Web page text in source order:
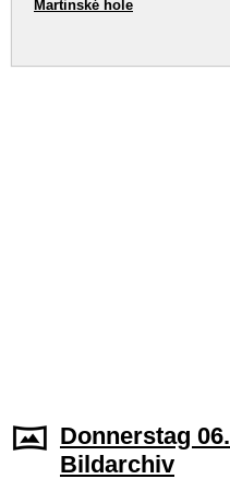
Martinské hole
Donnerstag
Bildarchiv